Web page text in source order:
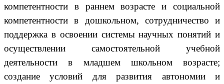
компетентности в раннем возрасте и социальной
компетентности в дошкольном, сотрудничество и
поддержка в освоении системы научных понятий и
осуществлении самостоятельной учебной
деятельности в младшем школьном возрасте;
создание условий для развития автономии и